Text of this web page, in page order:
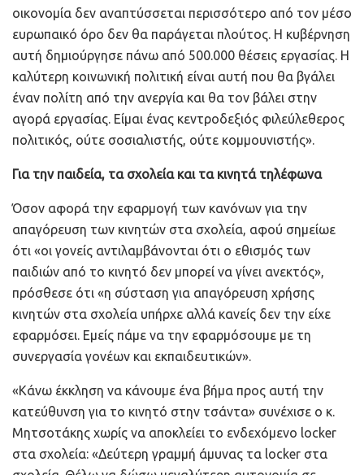
οικονομία δεν αναπτύσσεται περισσότερο από τον μέσο
ευρωπαικό όρο δεν θα παράγεται πλούτος. Η κυβέρνηση
αυτή δημιούργησε πάνω από 500.000 θέσεις εργασίας. Η
καλύτερη κοινωνική πολιτική είναι αυτή που θα βγάλει
έναν πολίτη από την ανεργία και θα τον βάλει στην
αγορά εργασίας. Είμαι ένας κεντροδεξιός φιλεύλεθερος
πολιτικός, ούτε σοσιαλιστής, ούτε κομμουνιστής».
Για την παιδεία, τα σχολεία και τα κινητά τηλέφωνα
Όσον αφορά την εφαρμογή των κανόνων για την
απαγόρευση των κινητών στα σχολεία, αφού σημείωε
ότι «οι γονείς αντιλαμβάνονται ότι ο εθισμός των
παιδιών από το κινητό δεν μπορεί να γίνει ανεκτός»,
πρόσθεσε ότι «η σύσταση για απαγόρευση χρήσης
κινητών στα σχολεία υπήρχε αλλά κανείς δεν την είχε
εφαρμόσει. Εμείς πάμε να την εφαρμόσουμε με τη
συνεργασία γονέων και εκπαιδευτικών».
«Κάνω έκκληση να κάνουμε ένα βήμα προς αυτή την
κατεύθυνση για το κινητό στην τσάντα» συνέχισε ο κ.
Μητσοτάκης χωρίς να αποκλείει το ενδεχόμενο locker
στα σχολεία: «Δεύτερη γραμμή άμυνας τα locker στα